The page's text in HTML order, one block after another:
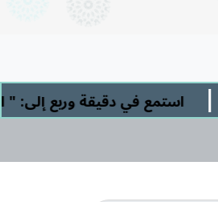
استمع في دقيقة وربع إلى: "